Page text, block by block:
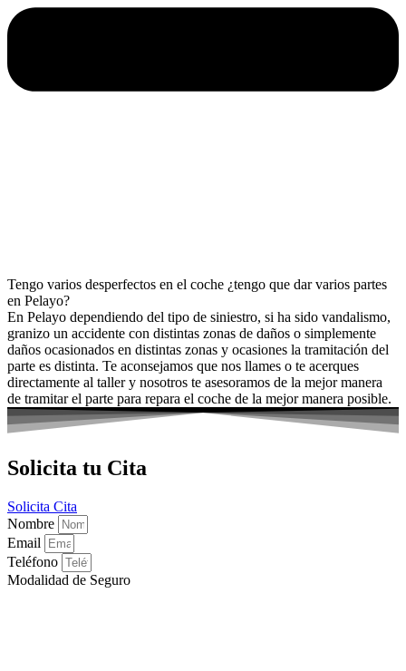
Tengo varios desperfectos en el coche ¿tengo que dar varios partes
en Pelayo?
En Pelayo dependiendo del tipo de siniestro, si ha sido vandalismo,
granizo un accidente con distintas zonas de daños o simplemente
daños ocasionados en distintas zonas y ocasiones la tramitación del
parte es distinta. Te aconsejamos que nos llames o te acerques
directamente al taller y nosotros te asesoramos de la mejor manera
de tramitar el parte para repara el coche de la mejor manera posible.
Solicita tu Cita
Solicita Cita
Nombre
Email
Teléfono
Modalidad de Seguro